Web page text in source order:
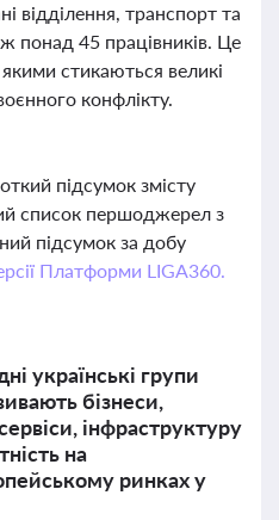
відділення, транспорт та
понад 45 працівників. Це
стикаються великі
конфлікту.
підсумок змісту
список першоджерел з
підсумок за добу
Платформи LIGA360.
українські групи
бізнеси,
інфраструктуру
на
ринках у